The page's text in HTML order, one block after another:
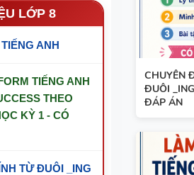
LỚP 8
ANH
TIẾNG ANH
THEO
KỲ 1 - CÓ
TỪ ĐUÔI _ING
CHUYÊN
ĐUÔI
ĐÁP ÁN